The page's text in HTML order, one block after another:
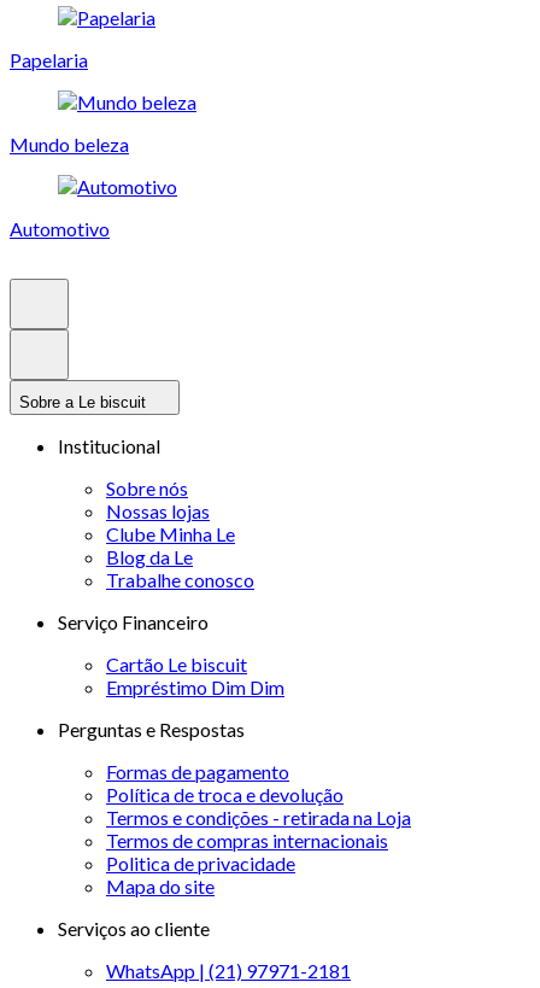
Papelaria
Mundo beleza
Automotivo
Sobre a Le biscuit
Institucional
Sobre nós
Nossas lojas
Clube Minha Le
Blog da Le
Trabalhe conosco
Serviço Financeiro
Cartão Le biscuit
Empréstimo Dim Dim
Perguntas e Respostas
Formas de pagamento
Política de troca e devolução
Termos e condições - retirada na Loja
Termos de compras internacionais
Politica de privacidade
Mapa do site
Serviços ao cliente
WhatsApp | (21) 97971-2181